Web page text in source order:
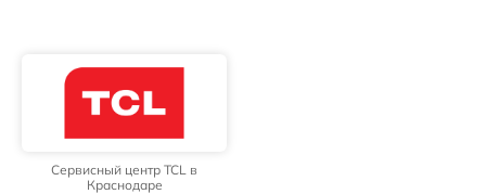
Сервисный центр TCL в
Краснодаре